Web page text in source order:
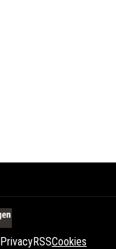
PrivacyRSSCookies